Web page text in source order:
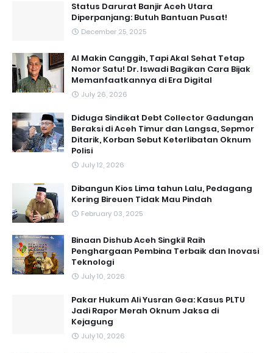
Status Darurat Banjir Aceh Utara
Diperpanjang: Butuh Bantuan Pusat!
December 25, 2025
AI Makin Canggih, Tapi Akal Sehat Tetap
Nomor Satu! Dr. Iswadi Bagikan Cara Bijak
Memanfaatkannya di Era Digital
July 26, 2026
Diduga Sindikat Debt Collector Gadungan
Beraksi di Aceh Timur dan Langsa, Sepmor
Ditarik, Korban Sebut Keterlibatan Oknum
Polisi
July 12, 2026
Dibangun Kios Lima tahun Lalu, Pedagang
Kering Bireuen Tidak Mau Pindah
February 03, 2025
Binaan Dishub Aceh Singkil Raih
Penghargaan Pembina Terbaik dan Inovasi
Teknologi
July 10, 2026
Pakar Hukum Ali Yusran Gea: Kasus PLTU
Jadi Rapor Merah Oknum Jaksa di
Kejagung
July 10, 2026